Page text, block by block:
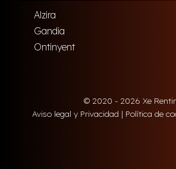
Alzira
Gandia
Ontinyent
© 2020 - 2026 Xe
Aviso legal y Privacidad | Política de